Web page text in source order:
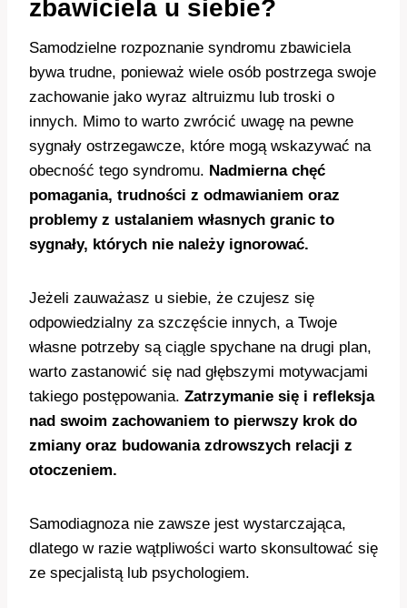
zbawiciela u siebie?
Samodzielne rozpoznanie syndromu zbawiciela
bywa trudne, ponieważ wiele osób postrzega swoje
zachowanie jako wyraz altruizmu lub troski o
innych. Mimo to warto zwrócić uwagę na pewne
sygnały ostrzegawcze, które mogą wskazywać na
obecność tego syndromu. Nadmierna chęć
pomagania, trudności z odmawianiem oraz
problemy z ustalaniem własnych granic to
sygnały, których nie należy ignorować.
Jeżeli zauważasz u siebie, że czujesz się
odpowiedzialny za szczęście innych, a Twoje
własne potrzeby są ciągle spychane na drugi plan,
warto zastanowić się nad głębszymi motywacjami
takiego postępowania. Zatrzymanie się i refleksja
nad swoim zachowaniem to pierwszy krok do
zmiany oraz budowania zdrowszych relacji z
otoczeniem.
Samodiagnoza nie zawsze jest wystarczająca,
dlatego w razie wątpliwości warto skonsultować się
ze specjalistą lub psychologiem.